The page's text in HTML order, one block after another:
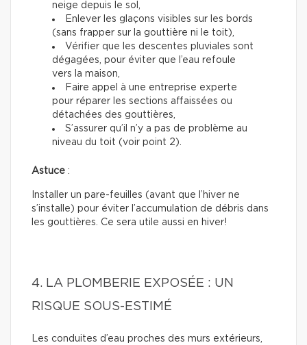
neige depuis le sol,
Enlever les glaçons visibles sur les bords
(sans frapper sur la gouttière ni le toit),
Vérifier que les descentes pluviales sont
dégagées, pour éviter que l’eau refoule
vers la maison,
Faire appel à une entreprise experte
pour réparer les sections affaissées ou
détachées des gouttières,
S’assurer qu’il n’y a pas de problème au
niveau du toit (voir point 2).
Astuce :
Installer un pare-feuilles (avant que l’hiver ne
s’installe) pour éviter l’accumulation de débris dans
les gouttières. Ce sera utile aussi en hiver!
4. LA PLOMBERIE EXPOSÉE : UN
RISQUE SOUS-ESTIMÉ
Les conduites d’eau proches des murs extérieurs,